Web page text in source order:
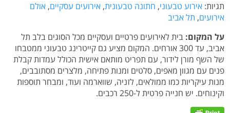
תגיות: אירוע טבעוני, חתונה טבעונית, אירועים עסקיים, אולם
אירועים, תל אביב
על המקום: בית לאירועים פרטיים ועסקיים מכל הסוגים בלב תל
אביב, עד 300 אורחים. המקום מציע גם קייטרינג טבעוני ממטבחו
של השף מורן לידור, עם תפריט מותאם אישית הכולל עמדות קבלת
פנים עם מגוון מאפים, סלטים ומנות פתיחה, מלצרים מסתובבים,
מנות עיקריות כמו ממולאים, לזניה, שווארמה ועוד, ומבחר תוספות
וקינוחים. יש חנייה פרטית ל-250 רכבים.